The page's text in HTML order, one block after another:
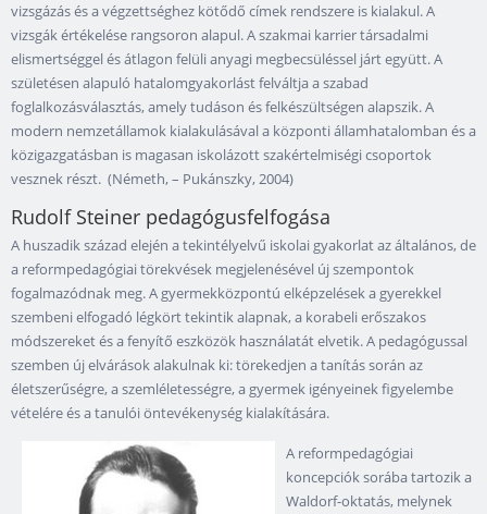
vizsgázás és a végzettséghez kötődő címek rendszere is kialakul. A
vizsgák értékelése rangsoron alapul. A szakmai karrier társadalmi
elismertséggel és átlagon felüli anyagi megbecsüléssel járt együtt. A
születésen alapuló hatalomgyakorlást felváltja a szabad
foglalkozásválasztás, amely tudáson és felkészültségen alapszik. A
modern nemzetállamok kialakulásával a központi államhatalomban és a
közigazgatásban is magasan iskolázott szakértelmiségi csoportok
vesznek részt. (Németh, – Pukánszky, 2004)
Rudolf Steiner pedagógusfelfogása
A huszadik század elején a tekintélyelvű iskolai gyakorlat az általános, de
a reformpedagógiai törekvések megjelenésével új szempontok
fogalmazódnak meg. A gyermekközpontú elképzelések a gyerekkel
szembeni elfogadó légkört tekintik alapnak, a korabeli erőszakos
módszereket és a fenyítő eszközök használatát elvetik. A pedagógussal
szemben új elvárások alakulnak ki: törekedjen a tanítás során az
életszerűségre, a szemléletességre, a gyermek igényeinek figyelembe
vételére és a tanulói öntevékenység kialakítására.
A reformpedagógiai
koncepciók sorába tartozik a
Waldorf-oktatás, melynek